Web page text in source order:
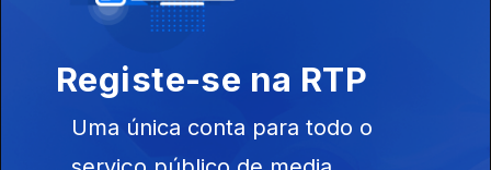
08 jun. 2026
o escreveu.
No centenário de Allen Ginsberg: Canção
Registe-se na RTP
Uma única conta para todo o